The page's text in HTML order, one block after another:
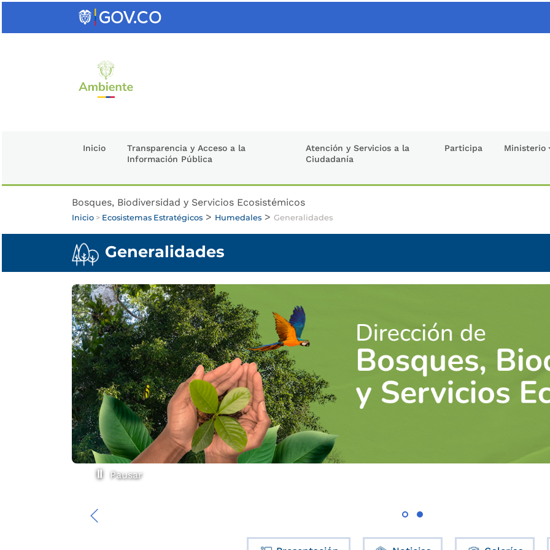
Inicio
Transparencia y Acceso a la
Información Pública
Atención y Servicios a la
Ciudadanía
Participa Ministerio
Bosques, Biodiversidad y Servicios Ecosistémicos
Inicio > Ecosistemas Estratégicos > Humedales > Generalidades
Generalidades
‹
Pausar